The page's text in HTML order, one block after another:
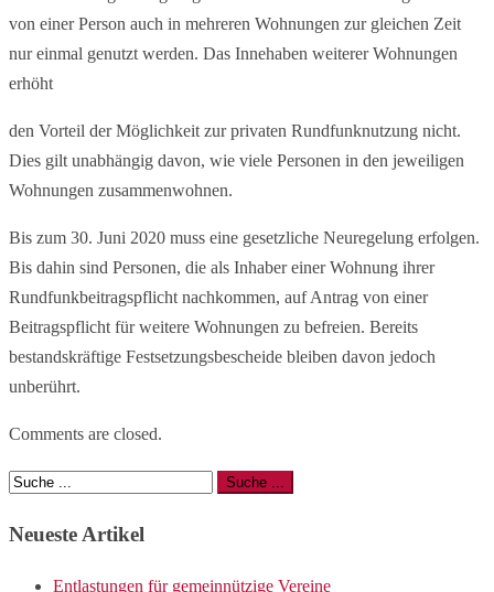
von einer Person auch in mehreren Wohnungen zur gleichen Zeit
nur einmal genutzt werden. Das Innehaben weiterer Wohnungen
erhöht
den Vorteil der Möglichkeit zur privaten Rundfunknutzung nicht.
Dies gilt unabhängig davon, wie viele Personen in den jeweiligen
Wohnungen zusammenwohnen.
Bis zum 30. Juni 2020 muss eine gesetzliche Neuregelung erfolgen.
Bis dahin sind Personen, die als Inhaber einer Wohnung ihrer
Rundfunkbeitragspflicht nachkommen, auf Antrag von einer
Beitragspflicht für weitere Wohnungen zu befreien. Bereits
bestandskräftige Festsetzungsbescheide bleiben davon jedoch
unberührt.
Comments are closed.
Neueste Artikel
Entlastungen für gemeinnützige Vereine